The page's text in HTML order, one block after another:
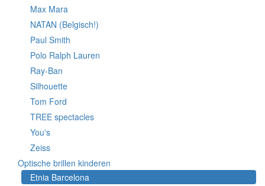
Max Mara
NATAN (Belgisch!)
Paul Smith
Polo Ralph Lauren
Ray-Ban
Silhouette
Tom Ford
TREE spectacles
You's
Zeiss
Optische brillen kinderen
Etnia Barcelona